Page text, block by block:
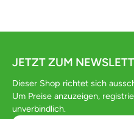
JETZT ZUM
Dieser Shop richtet sich
Um Preise anzuzeigen,
unverbindlich.